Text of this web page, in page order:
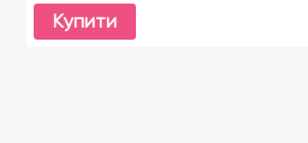
Купити